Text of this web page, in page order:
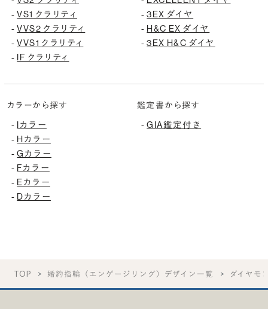
-VS1 クラリティ
-VVS2 クラリティ
-VVS1 クラリティ
-
IF クラリティ
-3EX ダイヤ
- H&C EX ダイヤ
-3EX H&C ダイヤ
カラーから探す
-
Iカラー
- Hカラー
-Gカラー
- Fカラー
- Eカラー
- Dカラー
鑑定書から探す
-GIA鑑定付き
TOP 婚約指輪（エンゲージリング）デザイン一覧 ダイヤモ